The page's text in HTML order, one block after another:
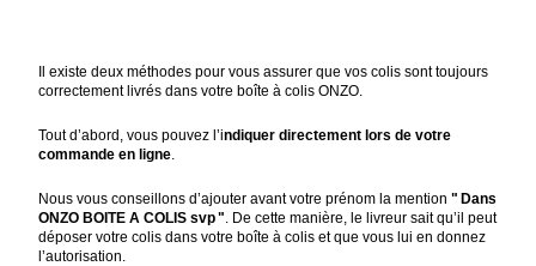
Il existe deux méthodes pour vous assurer que vos colis sont toujours
correctement livrés dans votre boîte à colis ONZO.
Tout d’abord, vous pouvez l’indiquer directement lors de votre
commande en ligne
Nous vous conseillons d’ajouter avant votre prénom la mention" Dans
ONZO BOITE A COLIS svp ". De cette manière, le livreur sait qu’il peut
déposer votre colis dans votre boîte à colis et que vous lui en donnez
l’autorisation.